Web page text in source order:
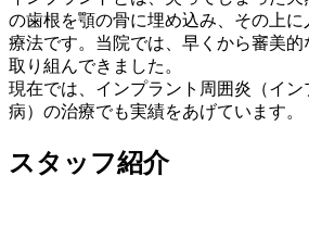
の歯根を顎の骨に埋め込み、その上
療法です。当院では、早くから審美
取り組んできました。
現在では、インプラント周囲炎（イン
病）の治療でも実績をあげています。
スタッフ紹介